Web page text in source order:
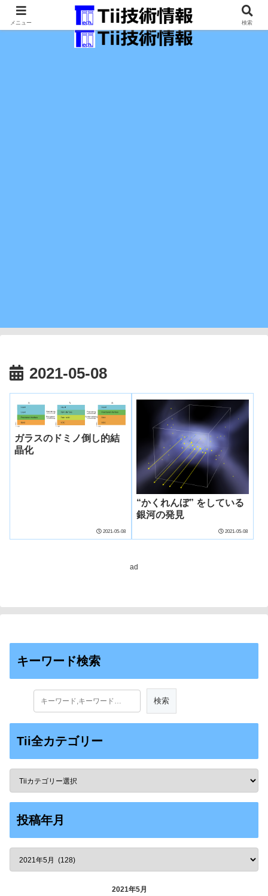
最新の科学技術の情報インフラ。
2021-05-08
ガラスのドミノ倒し的結
晶化
2021-05-08
“かくれんぼ” をしている
銀河の発見
2021-05-08
ad
キーワード検索
Tii全カテゴリー
投稿年月
2021年5月
メニュー 検索